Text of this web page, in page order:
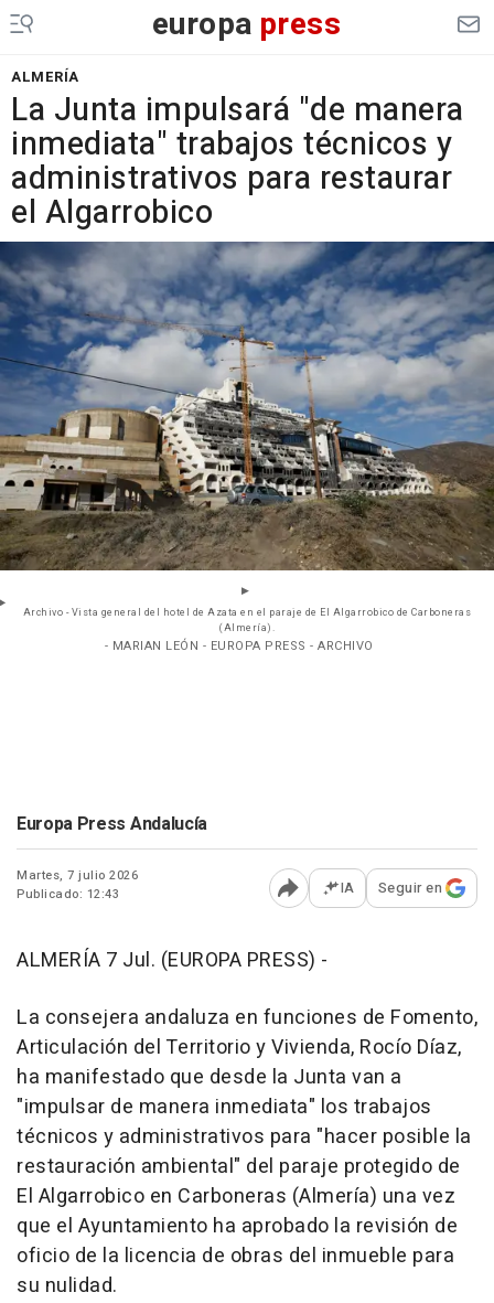
europa press
ALMERÍA
La Junta impulsará "de manera
inmediata" trabajos técnicos y
administrativos para restaurar
el Algarrobico
Archivo - Vista general del hotel de Azata en el paraje de El Algarrobico de Carboneras
(Almería).
- MARIAN LEÓN - EUROPA PRESS - ARCHIVO
Europa Press Andalucía
Martes, 7 julio 2026
Publicado: 12:43
Abrir opciones para
IA Seguir en
ALMERÍA 7 Jul. (EUROPA PRESS) -
La consejera andaluza en funciones de Fomento,
Articulación del Territorio y Vivienda, Rocío Díaz,
ha manifestado que desde la Junta van a
"impulsar de manera inmediata" los trabajos
técnicos y administrativos para "hacer posible la
restauración ambiental" del paraje protegido de
El Algarrobico en Carboneras (Almería) una vez
que el Ayuntamiento ha aprobado la revisión de
oficio de la licencia de obras del inmueble para
su nulidad.